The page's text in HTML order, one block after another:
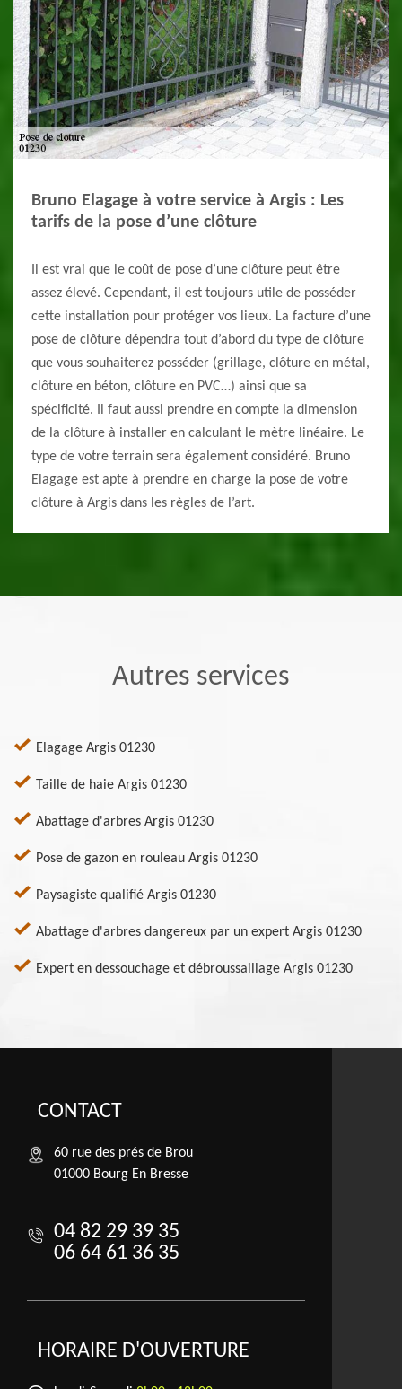
Bruno Elagage à votre service à Argis : Les
tarifs de la pose d’une clôture
Il est vrai que le coût de pose d’une clôture peut être
assez élevé. Cependant, il est toujours utile de posséder
cette installation pour protéger vos lieux. La facture d’une
pose de clôture dépendra tout d’abord du type de clôture
que vous souhaiterez posséder (grillage, clôture en métal,
clôture en béton, clôture en PVC…) ainsi que sa
spécificité. Il faut aussi prendre en compte la dimension
de la clôture à installer en calculant le mètre linéaire. Le
type de votre terrain sera également considéré. Bruno
Elagage est apte à prendre en charge la pose de votre
clôture à Argis dans les règles de l’art.
Autres services
Elagage Argis 01230
Taille de haie Argis 01230
Abattage d'arbres Argis 01230
Pose de gazon en rouleau Argis 01230
Paysagiste qualifié Argis 01230
Abattage d'arbres dangereux par un expert Argis 01230
Expert en dessouchage et débroussaillage Argis 01230
CONTACT
60 rue des prés de Brou
01000 Bourg En Bresse
04 82 29 39 35
06 64 61 36 35
HORAIRE D'OUVERTURE